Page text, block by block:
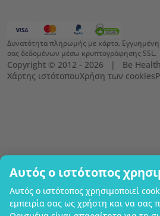
Αυτός ο ιστότοπος
Αυτός ο ιστότοπος χρησιμοποιεί
εμπειρία σας ως χρήστη και να σας
Δυνατότητα πληρωμής με κάρτα.
σας δεδομένων μέσω κρυπτογράφησης SSL.
Copyright © 2012 - 2026   |   Be
Χάρτης ιστότοπουΧρήση των cookies